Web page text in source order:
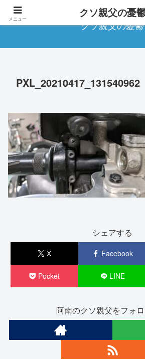
クソ親父の憂鬱
PXL_20210417_131540962
シェアする
X Facebook
Pocket LINE
阿南のクソ親父をフォ
メニュー クソ親父の憂